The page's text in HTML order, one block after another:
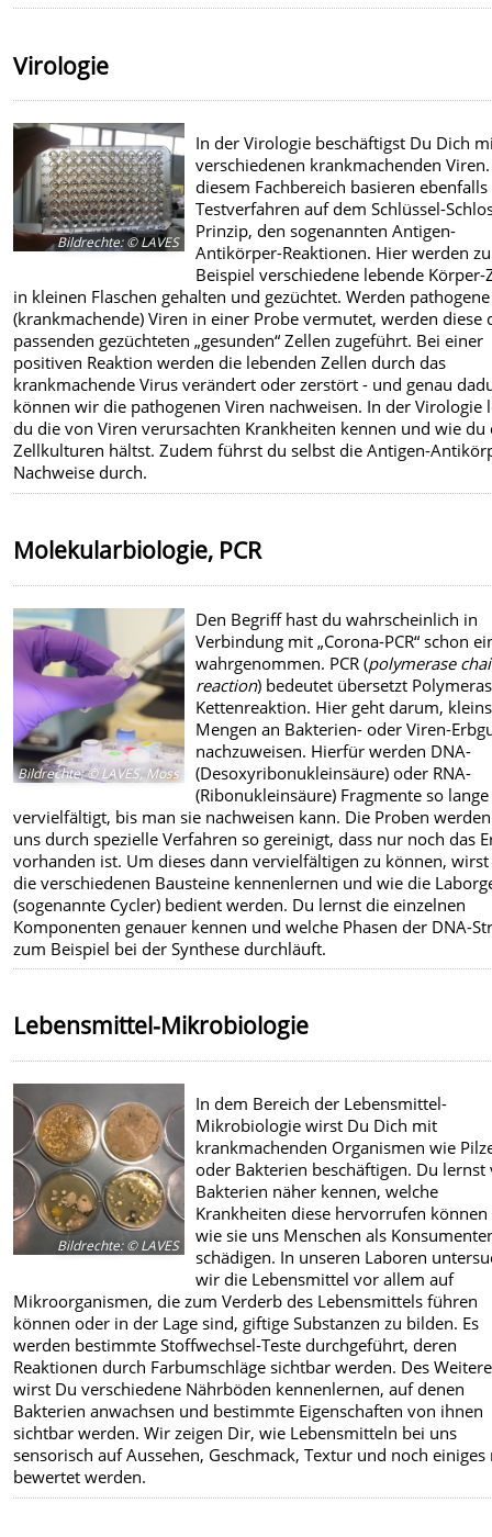
Virologie
Bildrechte:© LAVES
In der Virologie beschäftigst Du Dich
verschiedenen krankmachenden
diesem Fachbereich basieren
Testverfahren auf dem Schlüssel-
Prinzip, den sogenannten Antigen-
Antikörper-Reaktionen. Hier werden
Beispiel verschiedene lebende Körper-
in kleinen Flaschen gehalten und gezüchtet. Werden pathogene
(krankmachende) Viren in einer Probe vermutet, werden diese
passenden gezüchteten „gesunden“ Zellen zugeführt. Bei einer
positiven Reaktion werden die lebenden Zellen durch das
krankmachende Virus verändert oder zerstört - und genau
können wir die pathogenen Viren nachweisen. In der Virologie
du die von Viren verursachten Krankheiten kennen und wie du
Zellkulturen hältst. Zudem führst du selbst die Antigen-
Nachweise durch.
Molekularbiologie, PCR
Bildrechte:© LAVES, Moss
Den Begriff hast du wahrscheinlich in
Verbindung mit „Corona-PCR“ schon
wahrgenommen. PCR (polymerase
reaction) bedeutet übersetzt
Kettenreaktion. Hier geht darum,
Mengen an Bakterien- oder Viren-
nachzuweisen. Hierfür werden DNA-
(Desoxyribonukleinsäure) oder RNA-
(Ribonukleinsäure) Fragmente so lange
vervielfältigt, bis man sie nachweisen kann. Die Proben
uns durch spezielle Verfahren so gereinigt, dass nur noch das
vorhanden ist. Um dieses dann vervielfältigen zu können,
die verschiedenen Bausteine kennenlernen und wie die
(sogenannte Cycler) bedient werden. Du lernst die einzelnen
Komponenten genauer kennen und welche Phasen der DNA-
zum Beispiel bei der Synthese durchläuft.
Lebensmittel-Mikrobiologie
Bildrechte:© LAVES
In dem Bereich der Lebensmittel-
Mikrobiologie wirst Du Dich mit
krankmachenden Organismen wie
oder Bakterien beschäftigen. Du lernst
Bakterien näher kennen, welche
Krankheiten diese hervorrufen
wie sie uns Menschen als
schädigen. In unseren Laboren
wir die Lebensmittel vor allem auf
Mikroorganismen, die zum Verderb des Lebensmittels führen
können oder in der Lage sind, giftige Substanzen zu bilden. Es
werden bestimmte Stoffwechsel-Teste durchgeführt, deren
Reaktionen durch Farbumschläge sichtbar werden. Des
wirst Du verschiedene Nährböden kennenlernen, auf denen
Bakterien anwachsen und bestimmte Eigenschaften von ihnen
sichtbar werden. Wir zeigen Dir, wie Lebensmitteln bei uns
sensorisch auf Aussehen, Geschmack, Textur und noch
bewertet werden.